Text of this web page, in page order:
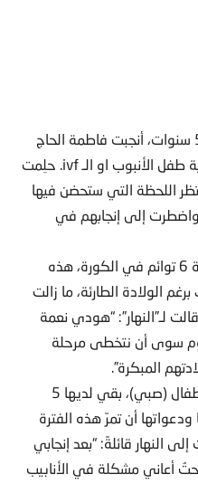
بعد طفلها الأول البالغ من العمر 5 سنوات، أنجبت فاطمة الحاج
بالأمس 6 توائم بعد خضوعها لتقنية طفل الأنبوب او الـ ivf. حلِمت
اللحظة التي ستحضن فيها
واضطرت إلى إنجابهم في
بالأمس ضجت مواقع الأخبار بولادة 6 توائم في الكورة، هذه
الولادة الطارئة، ما زالت
لـ”النهار”: “هودي نعمة
سوى أن نتخطى مرحلة
المبكرة”.
هذه الفرحة كسرتها وفاة أحد الأطفال (صبي)، بقي لديها 5
أن تمرّ هذه الفترة
النهار قائلةً: “بعد إنجابي
5 سنوات، أصبحتُ أعاني مشكلة في الأنابيب